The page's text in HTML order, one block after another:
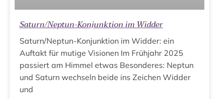
Saturn/Neptun-Konjunktion im Widder
Saturn/Neptun-Konjunktion im Widder: ein
Auftakt für mutige Visionen Im Frühjahr 2025
passiert am Himmel etwas Besonderes: Neptun
und Saturn wechseln beide ins Zeichen Widder
und